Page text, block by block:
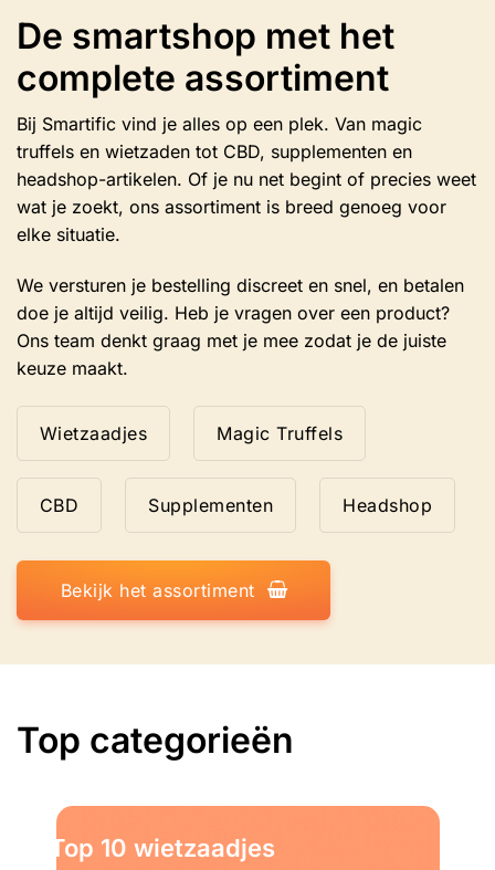
De smartshop met het
complete assortiment
Bij Smartific vind je alles op een plek. Van magic
truffels en wietzaden tot CBD, supplementen en
headshop-artikelen. Of je nu net begint of precies weet
wat je zoekt, ons assortiment is breed genoeg voor
elke situatie.
We versturen je bestelling discreet en snel, en betalen
doe je altijd veilig. Heb je vragen over een product?
Ons team denkt graag met je mee zodat je de juiste
keuze maakt.
Wietzaadjes Magic Truffels
CBD Supplementen Headshop
Bekijk het assortiment
Top categorieën
Top 10 wietzaadjes